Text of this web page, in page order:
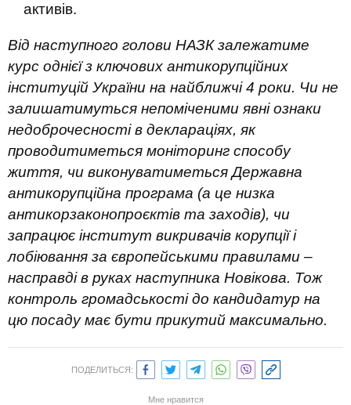
активів.
Від наступного голови НАЗК залежатиме
курс однієї з ключових антикорупційних
інституцій України на найближчі 4 роки. Чи не
залишатимуться непоміченими явні ознаки
недоброчесності в деклараціях, як
проводитиметься моніторинг способу
життя, чи виконуватиметься Державна
антикорупційна програма (а це низка
антикорзаконопроєктів та заходів), чи
запрацює інститут викривачів корупції і
лобіювання за європейськими правилами –
насправді в руках наступника Новікова. Тож
контроль громадськості до кандидатур на
цю посаду має бути прикутий максимально.
ПОДЕЛИТЬСЯ:
Мне нравится